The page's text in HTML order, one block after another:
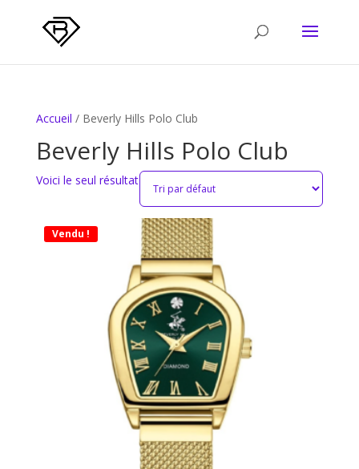
Accueil / Beverly Hills Polo Club
Beverly Hills Polo Club
Voici le seul résultat
Vendu !